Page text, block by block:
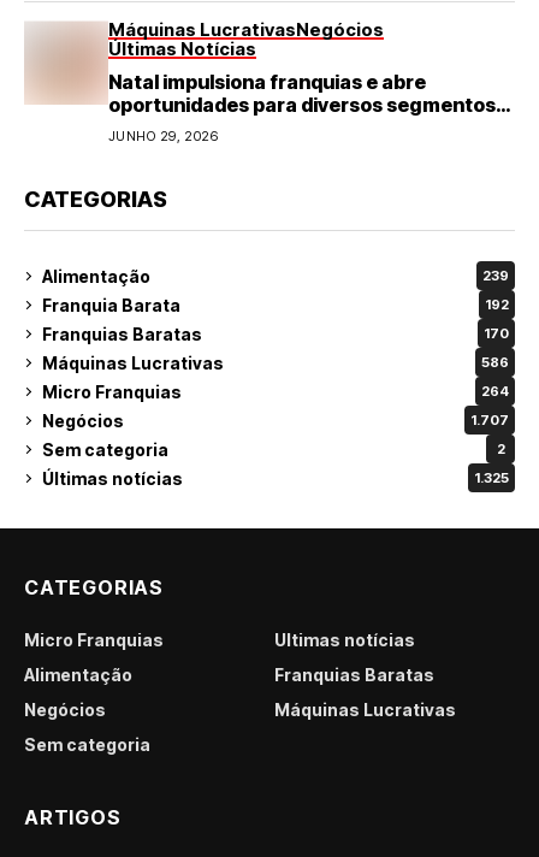
Máquinas LucrativasNegócios
Últimas Notícias
Natal impulsiona franquias e abre
oportunidades para diversos segmentos
do varejo
JUNHO 29, 2026
CATEGORIAS
Alimentação 239
Franquia Barata 192
Franquias Baratas 170
Máquinas Lucrativas 586
Micro Franquias 264
Negócios 1.707
Sem categoria 2
Últimas notícias 1.325
CATEGORIAS
Micro Franquias
Últimas notícias
Alimentação
Franquias Baratas
Negócios
Máquinas Lucrativas
Sem categoria
ARTIGOS